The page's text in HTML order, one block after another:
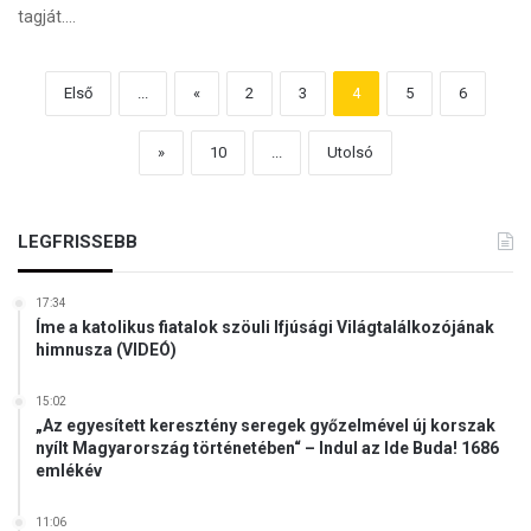
tagját.…
Első « 2 3 4 5 6
» 10 Utolsó
LEGFRISSEBB
17:34
Íme a katolikus fiatalok szöuli Ifjúsági Világtalálkozójának
himnusza (VIDEÓ)
15:02
„Az egyesített keresztény seregek győzelmével új korszak
nyílt Magyarország történetében“ – Indul az Ide Buda! 1686
emlékév
11:06